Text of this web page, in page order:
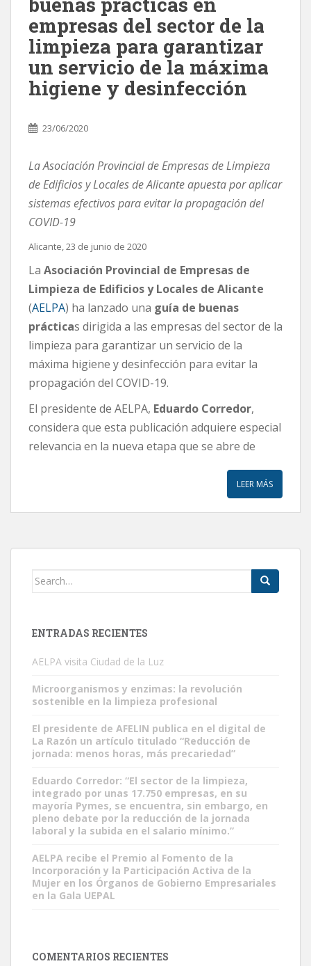
empresas del sector de la
limpieza para garantizar
un servicio de la máxima
higiene y desinfección
23/06/2020
La Asociación Provincial de Empresas de Limpieza
de Edificios y Locales de Alicante apuesta por aplicar
sistemas efectivos para evitar la propagación del
COVID-19
Alicante, 23 de junio de 2020
La Asociación Provincial de Empresas de
Limpieza de Edificios y Locales de Alicante
(AELPA) ha lanzado una guía de buenas
prácticas dirigida a las empresas del sector de la
limpieza para garantizar un servicio de la
máxima higiene y desinfección para evitar la
propagación del COVID-19.
El presidente de AELPA, Eduardo Corredor,
considera que esta publicación adquiere especial
relevancia en la nueva etapa que se abre de
LEER MÁS
Search
ENTRADAS RECIENTES
AELPA visita Ciudad de la Luz
Microorganismos y enzimas: la revolución
sostenible en la limpieza profesional
El presidente de AFELIN publica en el digital de
La Razón un artículo titulado “Reducción de
jornada: menos horas, más precariedad”
Eduardo Corredor: “El sector de la limpieza,
integrado por unas 17.750 empresas, en su
mayoría Pymes, se encuentra, sin embargo, en
pleno debate por la reducción de la jornada
laboral y la subida en el salario mínimo.”
AELPA recibe el Premio al Fomento de la
Incorporación y la Participación Activa de la
Mujer en los Órganos de Gobierno Empresariales
en la Gala UEPAL
COMENTARIOS RECIENTES